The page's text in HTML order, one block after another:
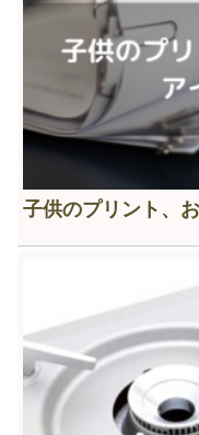
子供のプリント、